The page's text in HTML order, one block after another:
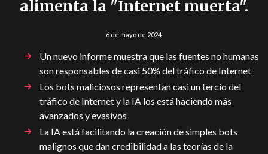
alimenta la "Internet muerta".
6 de mayo de 2024
Un nuevo informe muestra que las fuentes no humanas
son responsables de casi 50% del tráfico de Internet
Los bots maliciosos representan casi un tercio del
tráfico de Internet y la IA los está haciendo más
avanzados y evasivos
La IA está facilitando la creación de simples bots
malignos que dan credibilidad a las teorías de la